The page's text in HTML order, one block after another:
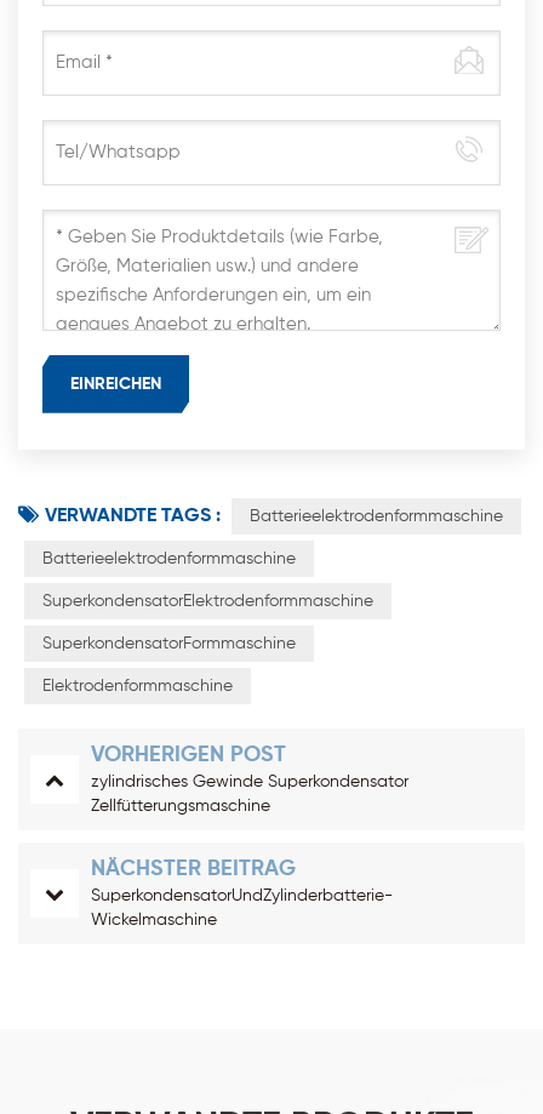
VERWANDTE TAGS : Batterieelektrodenformmaschine
Batterieelektrodenformmaschine
SuperkondensatorElektrodenformmaschine
SuperkondensatorFormmaschine
Elektrodenformmaschine
VORHERIGEN POST
zylindrisches Gewinde Superkondensator
Zellfütterungsmaschine
NÄCHSTER BEITRAG
SuperkondensatorUndZylinderbatterie-
Wickelmaschine